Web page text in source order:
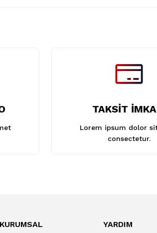
TAKSİT
Lorem ipsum dolor
consectetur.
KURUMSAL YARDIM